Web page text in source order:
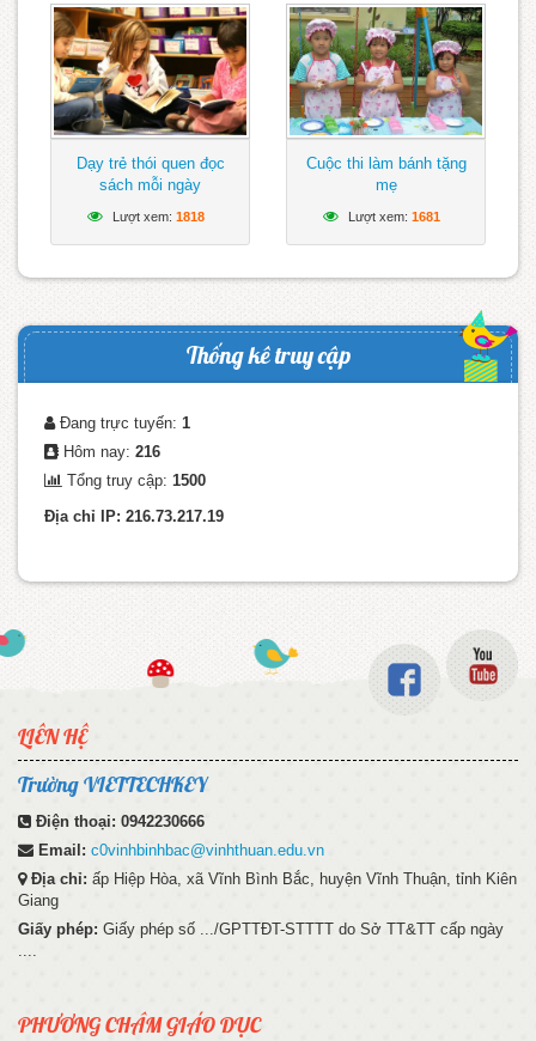
Dạy trẻ thói quen đọc
sách mỗi ngày
Lượt xem: 1818
Cuộc thi làm bánh tặng
mẹ
Lượt xem: 1681
Thống kê truy cập
Đang trực tuyến: 1
Hôm nay: 216
Tổng truy cập: 1500
Địa chỉ IP: 216.73.217.19
LIÊN HỆ
Trường VIETTECHKEY
Điện thoại: 0942230666
Email: c0vinhbinhbac@vinhthuan.edu.vn
Địa chỉ: ấp Hiệp Hòa, xã Vĩnh Bình Bắc, huyện Vĩnh Thuận, tỉnh Kiên
Giang
Giấy phép: Giấy phép số .../GPTTĐT-STTTT do Sở TT&TT cấp ngày
....
PHƯƠNG CHÂM GIÁO DỤC